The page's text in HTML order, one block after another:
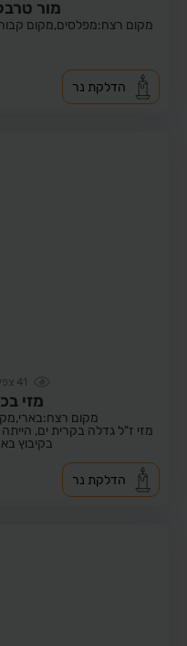
מור
מקום רצח:מפלסים,מקום
הדלקת נר
41
מזי
מקום רצח:בארי,
מזי ז"ל גדלה בקרית ים,
בקיבוץ
הדלקת נר